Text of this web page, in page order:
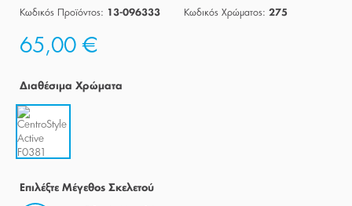
Κωδικός Προϊόντος: 13-096333 Κωδικός Χρώματος: 275
65,00 €
Διαθέσιμα Χρώματα
Eπιλέξτε Μέγεθος Σκελετού